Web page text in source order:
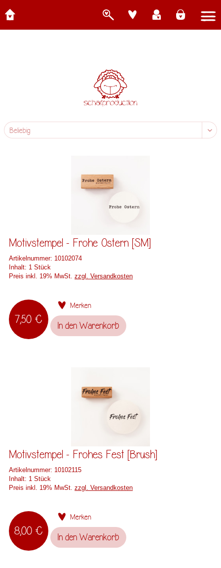
Motivstempel - Frohe Ostern [SM]
Artikelnummer: 10102074
Inhalt: 1 Stück
Preis inkl. 19% MwSt.zzgl. Versandkosten
7,50 €
Merken
In den Warenkorb
Motivstempel - Frohes Fest [Brush]
Artikelnummer: 10102115
Inhalt: 1 Stück
Preis inkl. 19% MwSt.zzgl. Versandkosten
8,00 €
Merken
In den Warenkorb